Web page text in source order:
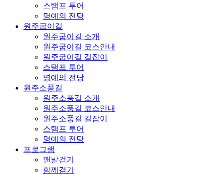
스탬프 투어
명예의 전당
원주굽이길
원주굽이길 소개
원주굽이길 코스안내
원주굽이길 길잡이
스탬프 투어
명예의 전당
원주소풍길
원주소풍길 소개
원주소풍길 코스안내
원주소풍길 길잡이
스탬프 투어
명예의 전당
프로그램
맨발걷기
함께걷기